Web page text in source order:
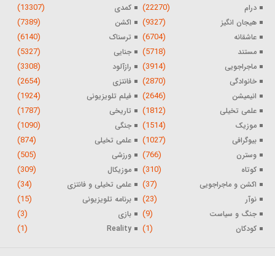
درام (22270) کمدی (13307)
هیجان انگیز (9327) اکشن (7389)
عاشقانه (6704) ترسناک (6140)
مستند (5718) جنایی (5327)
ماجراجویی (3914) رازآلود (3308)
خانوادگی (2870) فانتزی (2654)
انیمیشن (2646) فیلم تلویزیونی (1924)
علمی تخیلی (1812) تاریخی (1787)
موزیک (1514) جنگی (1090)
بیوگرافی (1027) علمی تخیلی (874)
وسترن (766) ورزشی (505)
کوتاه (310) موزیکال (309)
اکشن و ماجراجویی (37) علمی تخیلی و فانتزی (34)
نوآر (23) برنامه تلویزیونی (15)
جنگ و سیاست (9) بازی (3)
کودکان (1)
Reality
(1)